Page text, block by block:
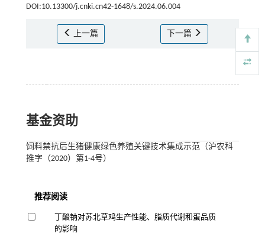
DOI:10.13300/j.cnki.cn42-1648/s.2024.06.004
上一篇 下一篇
基金资助
饲料禁抗后生猪健康绿色养殖关键技术集成示范（沪农科
推字（2020）第1-4号）